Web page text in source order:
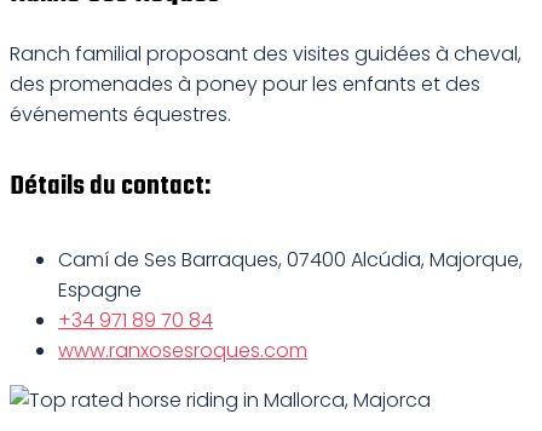
Ranch familial proposant des visites guidées à cheval,
des promenades à poney pour les enfants et des
événements équestres.
Détails du contact:
Camí de Ses Barraques, 07400 Alcúdia, Majorque,
Espagne
+34 971 89 70 84
www.ranxosesroques.com